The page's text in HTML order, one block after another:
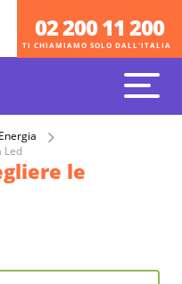
TI CHIAMIAMO SOLO DALL'ITALIA
02 200 11 200
Led
le
TI CHIAMIAMO SOLO DALL'ITALIA
02 200 11 200